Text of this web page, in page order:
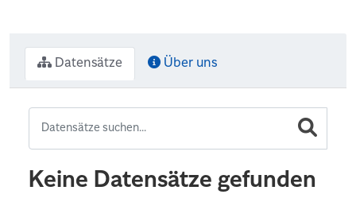
Datensätze Über uns
Keine Datensätze gefunden